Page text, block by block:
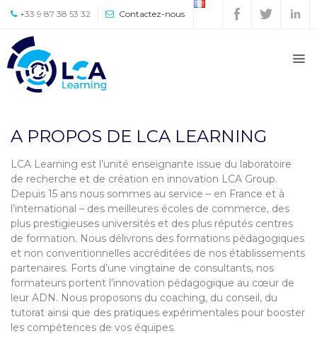
+33 9 87 38 53 32 Contactez-nous
A PROPOS DE LCA LEARNING
LCA Learning est l’unité enseignante issue du laboratoire
de recherche et de création en innovation LCA Group.
Depuis 15 ans nous sommes au service – en France et à
l’international – des meilleures écoles de commerce, des
plus prestigieuses universités et des plus réputés centres
de formation. Nous délivrons des formations pédagogiques
et non conventionnelles accréditées de nos établissements
partenaires. Forts d’une vingtaine de consultants, nos
formateurs portent l’innovation pédagogique au cœur de
leur ADN. Nous proposons du coaching, du conseil, du
tutorat ainsi que des pratiques expérimentales pour booster
les compétences de vos équipes.
Accueil
À
propos
Formations
DOCTORATE OF
BUSINESS
ADMINISTRATION
Contact
Équipe